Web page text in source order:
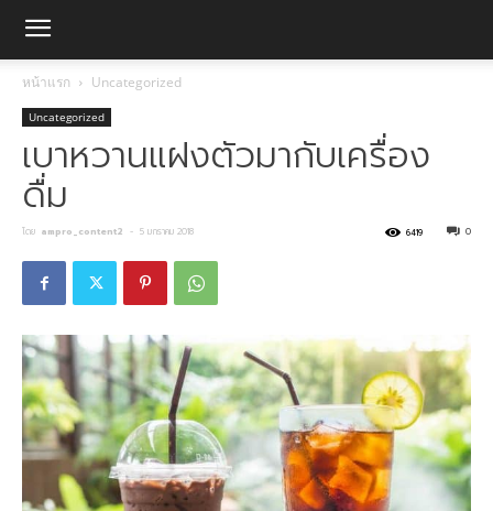
หน้าแรก Uncategorized
Uncategorized
เบาหวานแฝงตัวมากับเครื่อง
ดื่ม
โดย ampro_content2 - 5 มกราคม 2018 0
6419